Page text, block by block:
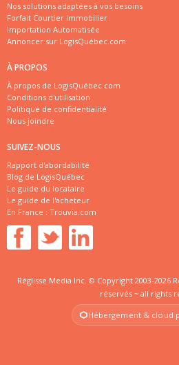
Nos solutions adaptées à vos besoins
Forfait Courtier Immobilier
Importation Automatisée
Annoncer sur LogisQuébec.com
À PROPOS
À propos de LogisQuébec.com
Conditions d'utilisation
Politique de confidentialité
Nous joindre
SUIVEZ-NOUS
Rapport d'abordabilité
Blog de LogisQuébec
Le guide du locataire
Le guide de l'acheteur
En France : Trouvia.com
Réglisse Media Inc. © Copyright 2003-2026
réservés ~ all rights
Hébergement & cloud